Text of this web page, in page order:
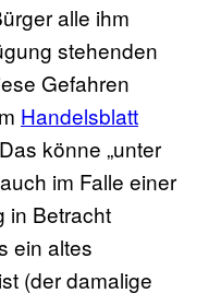
alle ihm
stehenden
Gefahren
Handelsblatt
könne „unter
im Falle einer
in Betracht
ein altes
(der damalige